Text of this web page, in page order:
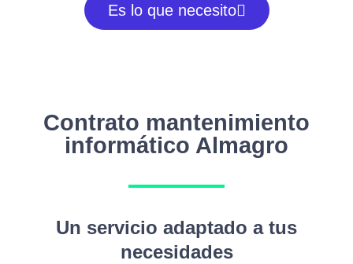
Es lo que necesito
Contrato mantenimiento
informático Almagro
Un servicio adaptado a tus
necesidades